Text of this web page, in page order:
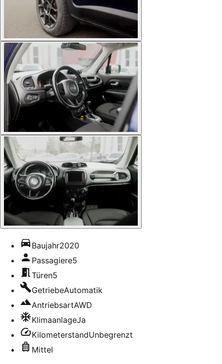
Baujahr2020
Passagiere5
Türen5
GetriebeAutomatik
AntriebsartAWD
KlimaanlageJa
KilometerstandUnbegrenzt
Mittel